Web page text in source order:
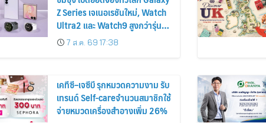
Z Series เจเนอเรชันใหม่, Watch
Ultra2 และ Watch9 สูงกว่ารุ่น
ก่อนหน้ากว่า 30%
7 ส.ค. 69 17:38
เคทีซี–เจซีบี รุกหมวดความงาม รับ
เทรนด์ Self-careจำนวนสมาชิกใช้
จ่ายหมวดเครื่องสำอางเพิ่ม 26%